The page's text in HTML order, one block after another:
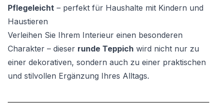
Pflegeleicht – perfekt für Haushalte mit Kindern und
Haustieren
Verleihen Sie Ihrem Interieur einen besonderen
Charakter – dieser runde Teppich wird nicht nur zu
einer dekorativen, sondern auch zu einer praktischen
und stilvollen Ergänzung Ihres Alltags.